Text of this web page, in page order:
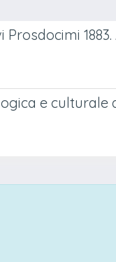
1883.
e culturale